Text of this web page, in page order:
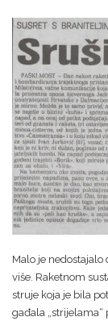
Malo je
više. Raketnom
struje koja je bila
gađala „strijelama“